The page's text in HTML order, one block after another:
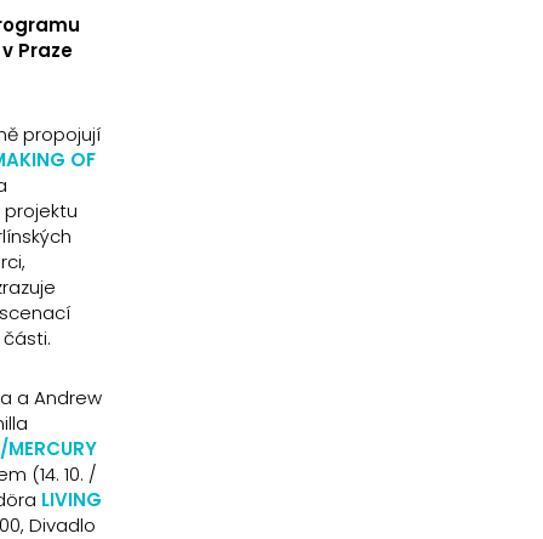
Praze
propojují
OF
a Andrew
MERCURY
(14. 10. /
LIVING
Divadlo